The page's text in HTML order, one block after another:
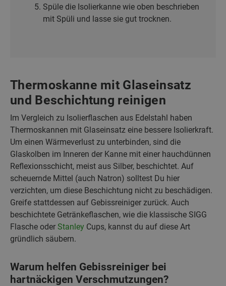
Spüle die Isolierkanne wie oben beschrieben
mit Spüli und lasse sie gut trocknen.
Thermoskanne mit Glaseinsatz
und Beschichtung reinigen
Im Vergleich zu Isolierflaschen aus Edelstahl haben
Thermoskannen mit Glaseinsatz eine bessere Isolierkraft.
Um einen Wärmeverlust zu unterbinden, sind die
Glaskolben im Inneren der Kanne mit einer hauchdünnen
Reflexionsschicht, meist aus Silber, beschichtet. Auf
scheuernde Mittel (auch Natron) solltest Du hier
verzichten, um diese Beschichtung nicht zu beschädigen.
Greife stattdessen auf Gebissreiniger zurück. Auch
beschichtete Getränkeflaschen, wie die klassische SIGG
Flasche oder Stanley Cups, kannst du auf diese Art
gründlich säubern.
Warum helfen Gebissreiniger bei
hartnäckigen Verschmutzungen?